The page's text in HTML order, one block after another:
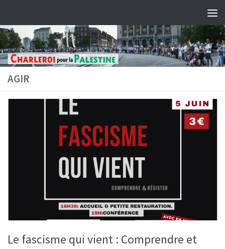
AGIR
Le fascisme qui vient : Comprendre et